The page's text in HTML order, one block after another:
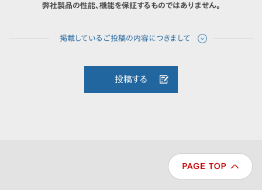
弊社製品の性能、機能を保証するものではありません。
投稿する